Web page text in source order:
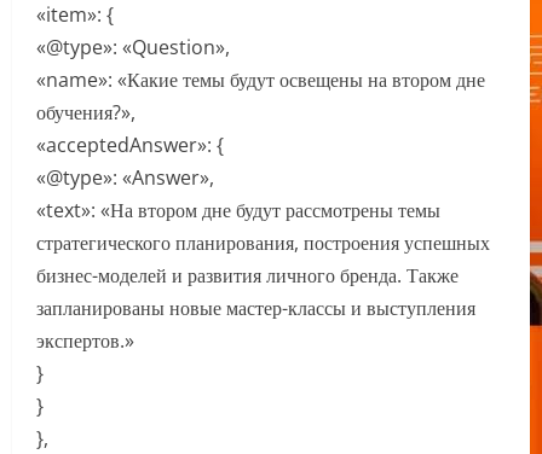
«item»: {
«@type»: «Question»,
«name»: «Какие темы будут освещены на втором дне
обучения?»,
«acceptedAnswer»: {
«@type»: «Answer»,
«text»: «На втором дне будут рассмотрены темы
стратегического планирования, построения успешных
бизнес-моделей и развития личного бренда. Также
запланированы новые мастер-классы и выступления
экспертов.»
}
}
},